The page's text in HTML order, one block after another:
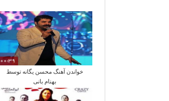
00:39
خواندن آهنگ محسن یگانه توسط
بهنام بانی